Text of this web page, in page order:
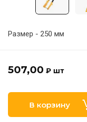
Размер - 250 мм
507,00 ₽ шт
В корзину